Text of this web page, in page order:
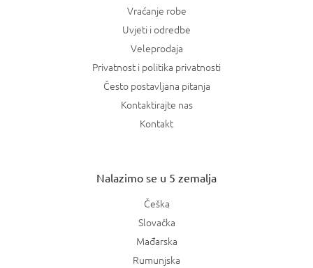
Vraćanje robe
Uvjeti i odredbe
Veleprodaja
Privatnost i politika privatnosti
Često postavljana pitanja
Kontaktirajte nas
Kontakt
Nalazimo se u 5 zemalja
Češka
Slovačka
Mađarska
Rumunjska